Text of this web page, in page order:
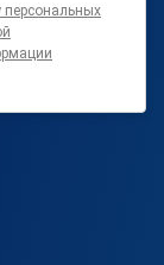
персональных